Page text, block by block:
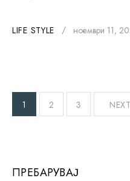
LIFE STYLE ноември 11,
1 2 3 NEXT
ПРЕБАРУВАЈ